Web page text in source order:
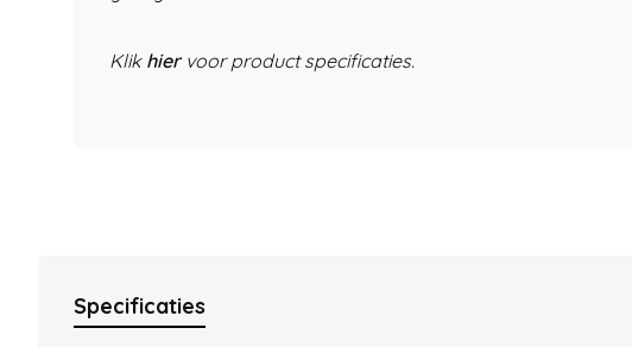
Klik hiervoor product specificaties.
Specificaties